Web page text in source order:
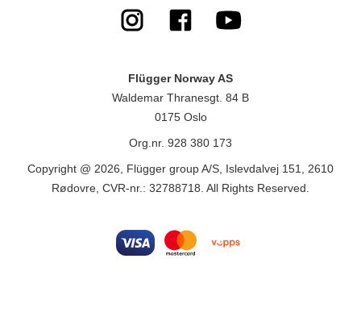
Flügger Norway AS
Waldemar Thranesgt. 84 B
0175 Oslo
Org.nr. 928 380 173
Copyright @ 2026, Flügger group A/S, Islevdalvej 151, 2610
Rødovre, CVR-nr.: 32788718. All Rights Reserved.